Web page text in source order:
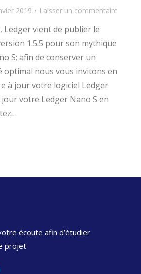
2019 Laisser un commentaire
Ledger vient de publier le
1.5.5 pour son mythique
S; afin de conserver un
optimal nous vous invitons en
à jour votre logiciel Ledger
votre Ledger Nano S en
écoute afin d’étudier
projet